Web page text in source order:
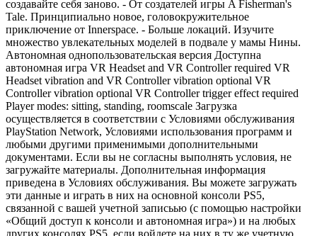
создавайте себя заново. - От создателей игры A Fisherman's
Tale. Принципиально новое, головокружительное
приключение от Innerspace. - Больше локаций. Изучите
множество увлекательных моделей в подвале у мамы Нины.
Автономная однопользовательская версия Доступна
автономная игра VR Headset and VR Controller required VR
Headset vibration and VR Controller vibration optional VR
Controller vibration optional VR Controller trigger effect required
Player modes: sitting, standing, roomscale Загрузка
осуществляется в соответствии с Условиями обслуживания
PlayStation Network, Условиями использования программ и
любыми другими применимыми дополнительными
документами. Если вы не согласны выполнять условия, не
загружайте материалы. Дополнительная информация
приведена в Условиях обслуживания. Вы можете загружать
эти данные и играть в них на основной консоли PS5,
связанной с вашей учетной записьью (с помощью настройки
«Общий доступ к консоли и автономная игра») и на любых
других консолях PS5, если войдете на них в ту же учетную